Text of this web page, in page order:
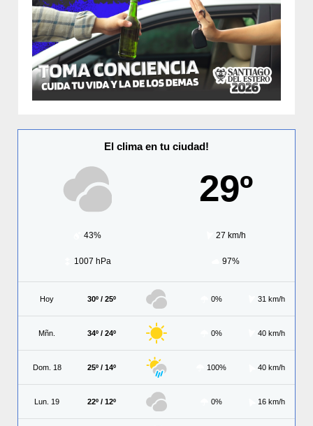
El clima en tu ciudad!
29º
43% 27 km/h
1007 hPa 97%
Hoy 30º / 25º 0% 31 km/h
Mñn. 34º / 24º 0% 40 km/h
Dom. 18 25º / 14º 100% 40 km/h
Lun. 19 22º / 12º 0% 16 km/h